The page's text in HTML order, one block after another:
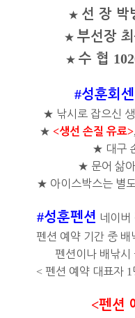
★ 선 장 박
★ 부선장
★ 수 협
#성훈회센
★ 낚시로 잡으신
★ <생선 손질 유료>,
★ 대구
★ 문어 삶
★ 아이스박스는 별
#성훈펜션 네이버
펜션 예약 기간 중 배
펜션이나 배낚시
< 펜션 예약 대표자 1
<펜션